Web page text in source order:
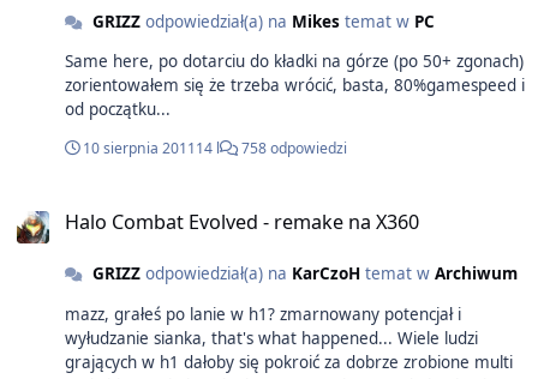
GRIZZodpowiedział(a) na Mikestemat w PC
Same here, po dotarciu do kładki na górze (po 50+ zgonach)
zorientowałem się że trzeba wrócić, basta, 80%gamespeed i
od początku...
10 sierpnia 201114 l 758 odpowiedzi
Halo Combat Evolved - remake na X360
GRIZZodpowiedział(a) na KarCzoHtemat w Archiwum
mazz, grałeś po lanie w h1? zmarnowany potencjał i
wyłudzanie sianka, that's what happened... Wiele ludzi
grających w h1 dałoby się pokroić za dobrze zrobione multi